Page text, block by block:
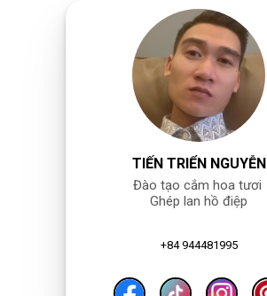
TIẾN TRIỂN NGUYỄN
Đào tạo cắm hoa tươi
Ghép lan hồ điệp
+84 944481995